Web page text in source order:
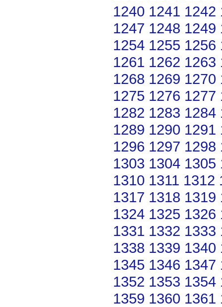
1240 1241 1242
1247 1248 1249
1254 1255 1256
1261 1262 1263
1268 1269 1270
1275 1276 1277
1282 1283 1284
1289 1290 1291
1296 1297 1298
1303 1304 1305
1310 1311 1312
1317 1318 1319
1324 1325 1326
1331 1332 1333
1338 1339 1340
1345 1346 1347
1352 1353 1354
1359 1360 1361